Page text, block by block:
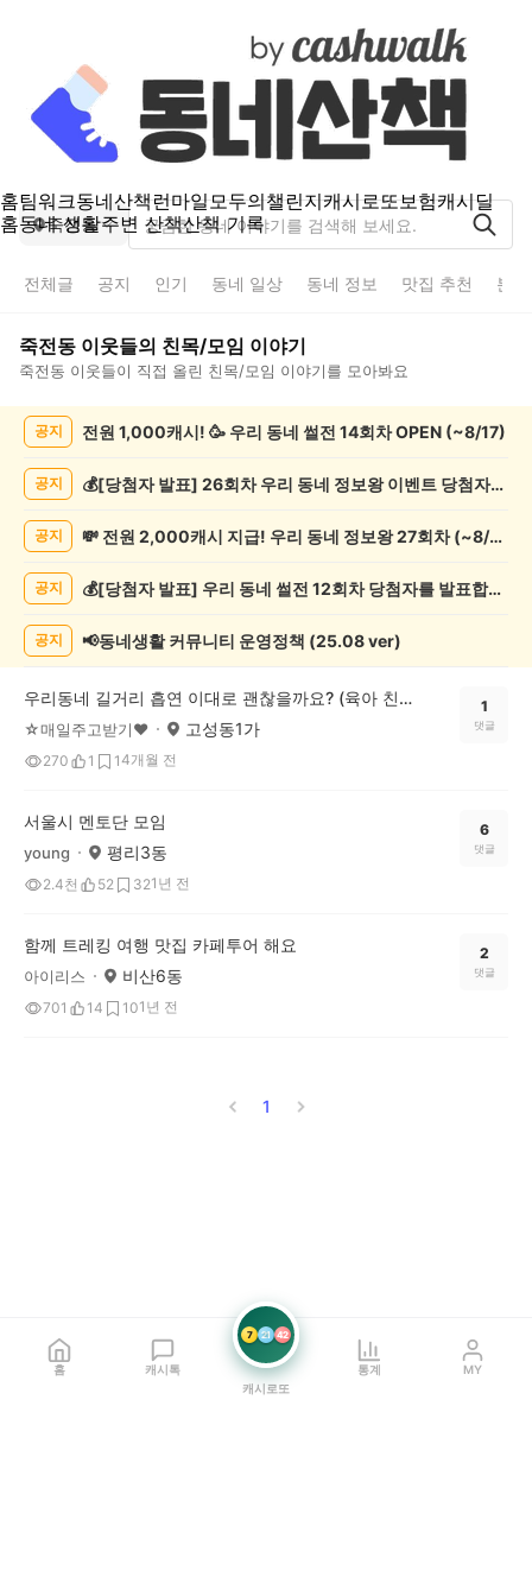
홈팀워크동네산책런마일모두의챌린지캐시로또보험캐시딜
홈동네 생활주변 산책산책 기록
죽전동
전체글 공지 인기 동네 일상 동네 정보 맛집 추천 분
죽전동 이웃들의 친목/모임 이야기
죽전동 이웃들이 직접 올린 친목/모임 이야기를 모아봐요
록
공지 전원 1,000캐시! 🥳 우리 동네 썰전 14회차 OPEN (~8/17)
공지 💰[당첨자 발표] 26회차 우리 동네 정보왕 이벤트 당첨자를 발표합니다!
공지 💸 전원 2,000캐시 지급! 우리 동네 정보왕 27회차 (~8/10)
공지 💰[당첨자 발표] 우리 동네 썰전 12회차 당첨자를 발표합니다!
공지 📢동네생활 커뮤니티 운영정책 (25.08 ver)
우리동네 길거리 흡연 이대로 괜찮을까요? (육아 친구 구함)
☆매일주고받기❤️ 고성동1가
270 1 14개월 전
1
댓글
서울시 멘토단 모임
young 평리3동
2.4천 52 321년 전
6
댓글
함께 트레킹 여행 맛집 카페투어 해요
아이리스 비산6동
701 14 101년 전
2
댓글
1
홈 캐시톡
7 21 42
캐시로또
통계 MY